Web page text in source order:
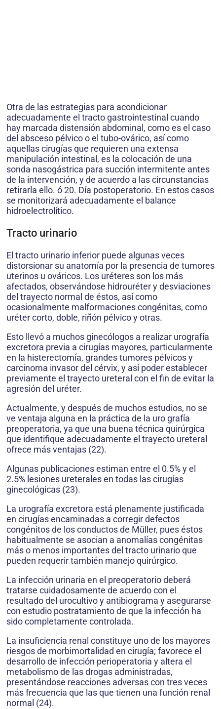
Otra de las estrategias para acondicionar
adecuadamente el tracto gastrointestinal cuando
hay marcada distensión abdominal, como es el caso
del absceso pélvico o el tubo-ovárico, así como
aquellas cirugías que requieren una extensa
manipulación intestinal, es la colocación de una
sonda nasogástrica para succión intermitente antes
de la intervención, y de acuerdo a las circunstancias
retirarla ello. ó 20. Día postoperatorio. En estos casos
se monitorizará adecuadamente el balance
hidroelectrolítico.
Tracto urinario
El tracto urinario inferior puede algunas veces
distorsionar su anatomía por la presencia de tumores
uterinos u ováricos. Los uréteres son los más
afectados, observándose hidrouréter y desviaciones
del trayecto normal de éstos, así como
ocasionalmente malformaciones congénitas, como
uréter corto, doble, riñón pélvico y otras.
Esto llevó a muchos ginecólogos a realizar urografía
excretora previa a cirugías mayores, particularmente
en la histerectomía, grandes tumores pélvicos y
carcinoma invasor del cérvix, y así poder establecer
previamente el trayecto ureteral con el fin de evitar la
agresión del uréter.
Actualmente, y después de muchos estudios, no se
ve ventaja alguna en la práctica de la uro grafía
preoperatoria, ya que una buena técnica quirúrgica
que identifique adecuadamente el trayecto ureteral
ofrece más ventajas (22).
Algunas publicaciones estiman entre el 0.5% y el
2.5% lesiones ureterales en todas las cirugías
ginecológicas (23).
La urografía excretora está plenamente justificada
en cirugías encaminadas a corregir defectos
congénitos de los conductos de Müller, pues éstos
habitualmente se asocian a anomalías congénitas
más o menos importantes del tracto urinario que
pueden requerir también manejo quirúrgico.
La infección urinaria en el preoperatorio deberá
tratarse cuidadosamente de acuerdo con el
resultado del urocultivo y antibiograma y asegurarse
con estudio postratamiento de que la infección ha
sido completamente controlada.
La insuficiencia renal constituye uno de los mayores
riesgos de morbimortalidad en cirugía; favorece el
desarrollo de infección perioperatoria y altera el
metabolismo de las drogas administradas,
presentándose reacciones adversas con tres veces
más frecuencia que las que tienen una función renal
normal (24).